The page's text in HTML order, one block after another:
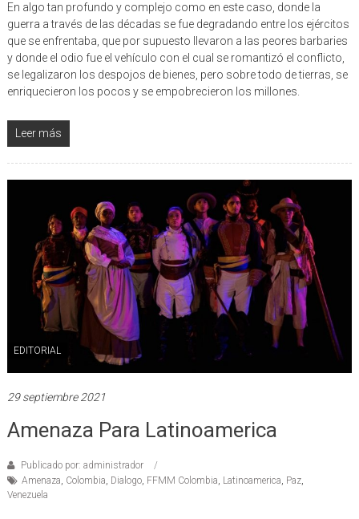
En algo tan profundo y complejo como en este caso, donde la
guerra a través de las décadas se fue degradando entre los ejércitos
que se enfrentaba, que por supuesto llevaron a las peores barbaries
y donde el odio fue el vehículo con el cual se romantizó el conflicto,
se legalizaron los despojos de bienes, pero sobre todo de tierras, se
enriquecieron los pocos y se empobrecieron los millones.
Leer más
EDITORIAL
29 septiembre 2021
Amenaza Para Latinoamerica
Publicado por: administrador
Amenaza, Colombia, Dialogo, FFMM Colombia, Latinoamerica, Paz,
Venezuela